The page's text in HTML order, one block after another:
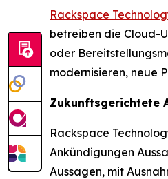
Rackspace
betreiben die Cloud-
oder
modernisieren, neue
Zukunftsgerichtete
Rackspace
Ankündigungen
Aussagen, mit